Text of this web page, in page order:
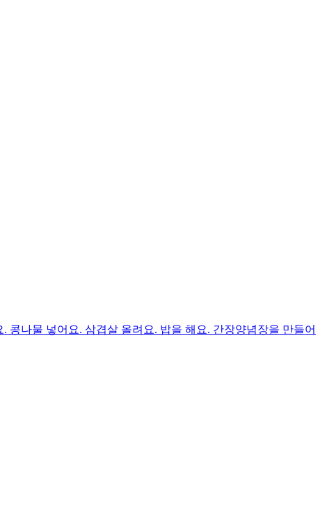
나물 넣어요. 삼겹살 올려요. 밥을 해요. 간장양념장을 만들어